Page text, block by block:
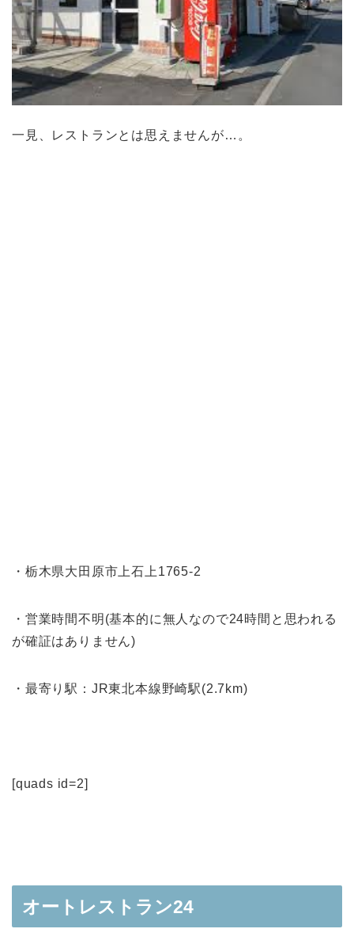
一見、レストランとは思えませんが…。
・栃木県大田原市上石上1765-2
・営業時間不明(基本的に無人なので24時間と思われる
が確証はありません)
・最寄り駅：JR東北本線野崎駅(2.7km)
[quads id=2]
オートレストラン24